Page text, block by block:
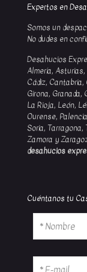
Expertos en
Somos un
No dudes en
Desahucios
Almería,
Cádiz,
Girona, Granada,
La Rioja, León,
Ourense,
Soria, Tarragona,
Zamora y
desahucios
Cuéntanos tu